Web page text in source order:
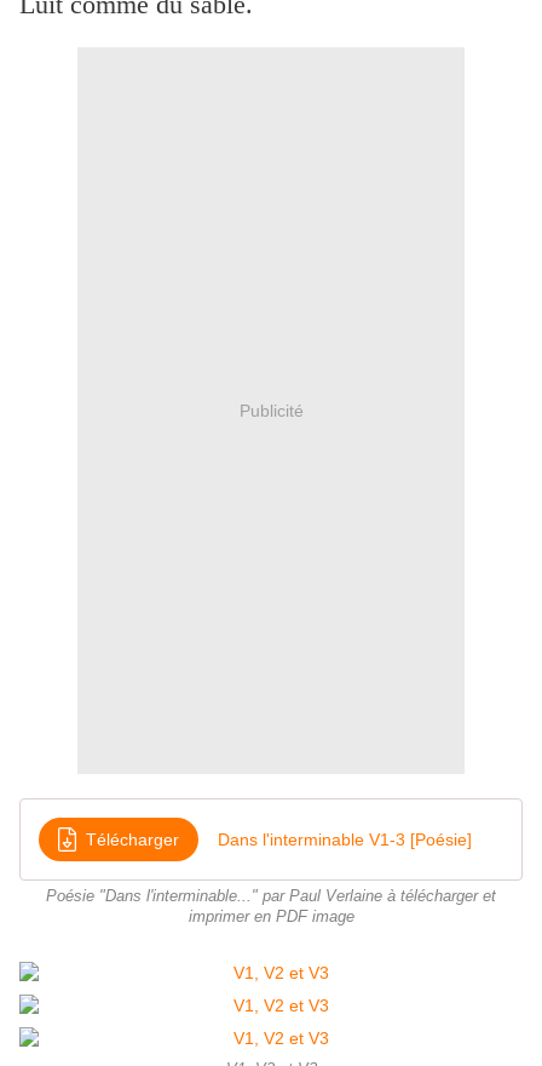
Publicité
Télécharger Dans l'interminable V1-3 [Poésie]
Poésie "Dans l'interminable..." par Paul Verlaine à télécharger et
imprimer en PDF image